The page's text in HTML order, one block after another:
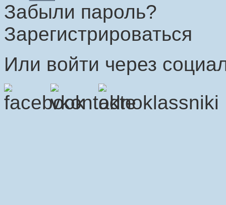
Забыли пароль?
Зарегистрироваться
Или войти через